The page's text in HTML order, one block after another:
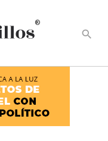
®
search